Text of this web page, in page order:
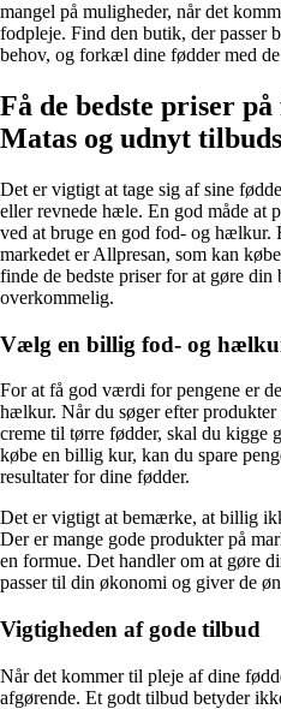
mangel på muligheder, når det
fodpleje. Find den butik, der passer
behov, og forkæl dine fødder med
Få de bedste priser
Matas og udnyt
Det er vigtigt at tage sig af sine
eller revnede hæle. En god måde at
ved at bruge en god fod- og
markedet er Allpresan, som kan
finde de bedste priser for at gøre
overkommelig.
Vælg en billig fod- og
For at få god værdi for pengene er
hælkur. Når du søger efter
creme til tørre fødder, skal du kigge
købe en billig kur, kan du spare
resultater for dine fødder.
Det er vigtigt at bemærke, at billig
Der er mange gode produkter på
en formue. Det handler om at gøre
passer til din økonomi og giver de
Vigtigheden af gode tilbud
Når det kommer til pleje af dine
afgørende. Et godt tilbud betyder